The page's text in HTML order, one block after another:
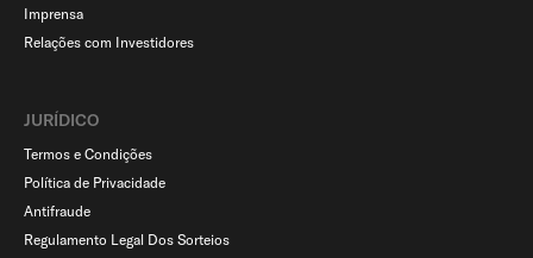
Imprensa
Relações com Investidores
JURÍDICO
Termos e Condições
Política de Privacidade
Antifraude
Regulamento Legal Dos Sorteios